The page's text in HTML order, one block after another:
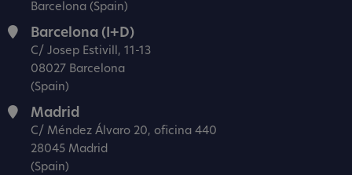
Barcelona (Spain)
Barcelona (I+D)
C/ Josep Estivill, 11-13
08027 Barcelona
(Spain)
Madrid
C/ Méndez Álvaro 20, oficina 440
28045 Madrid
(Spain)